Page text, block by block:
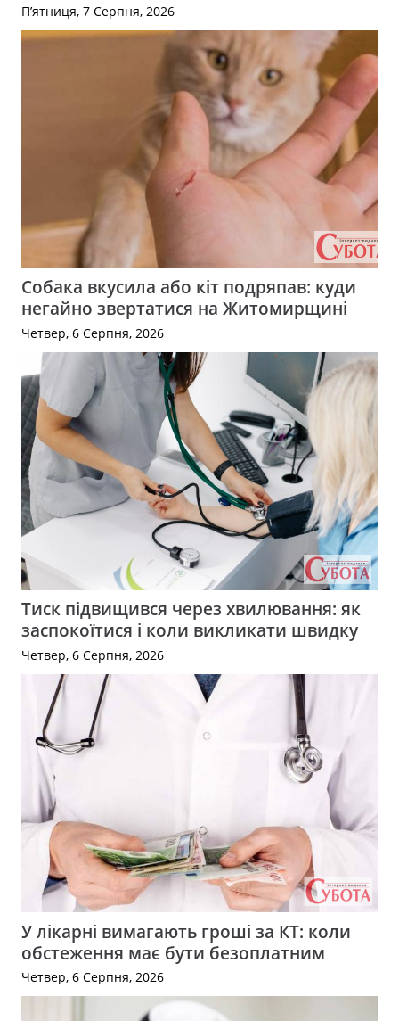
П’ятниця, 7 Серпня, 2026
Собака вкусила або кіт подряпав: куди
негайно звертатися на Житомирщині
Четвер, 6 Серпня, 2026
Тиск підвищився через хвилювання: як
заспокоїтися і коли викликати швидку
Четвер, 6 Серпня, 2026
У лікарні вимагають гроші за КТ: коли
обстеження має бути безоплатним
Четвер, 6 Серпня, 2026